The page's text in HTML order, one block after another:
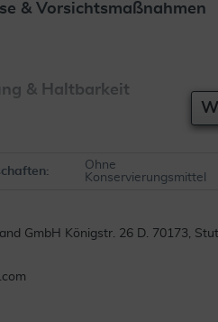
& Vorsichtsmaßnahmen
& Haltbarkeit
Ohne
Konservierungsmittel
GmbH Königstr. 26 D. 70173,